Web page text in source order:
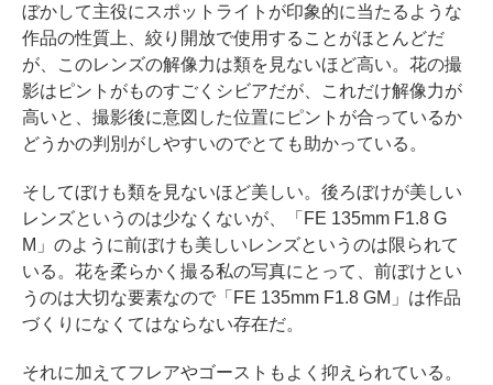
ぼかして主役にスポットライトが印象的に当たるような
作品の性質上、絞り開放で使用することがほとんどだ
が、このレンズの解像力は類を見ないほど高い。花の撮
影はピントがものすごくシビアだが、これだけ解像力が
高いと、撮影後に意図した位置にピントが合っているか
どうかの判別がしやすいのでとても助かっている。
そしてぼけも類を見ないほど美しい。後ろぼけが美しい
レンズというのは少なくないが、「FE 135mm F1.8 G
M」のように前ぼけも美しいレンズというのは限られて
いる。花を柔らかく撮る私の写真にとって、前ぼけとい
うのは大切な要素なので「FE 135mm F1.8 GM」は作品
づくりになくてはならない存在だ。
それに加えてフレアやゴーストもよく抑えられている。